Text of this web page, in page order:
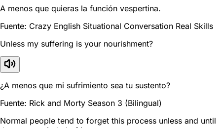
A menos que quieras la función vespertina.
Fuente: Crazy English Situational Conversation Real Skills
Unless my suffering is your nourishment?
¿A menos que mi sufrimiento sea tu sustento?
Fuente: Rick and Morty Season 3 (Bilingual)
Normal people tend to forget this process unless and until